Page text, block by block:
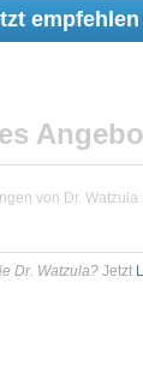
empfehlen
von Dr. Watzula
Dr. Watzula? Jetzt